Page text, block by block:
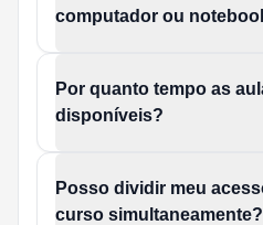
computador ou
Por quanto tempo as
disponíveis?
Posso dividir meu
curso simultaneamente?